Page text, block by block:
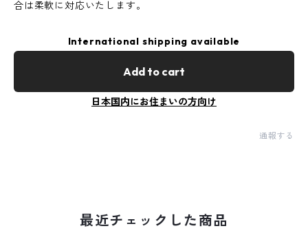
合は柔軟に対応いたします。
International shipping available
Add to cart
日本国内にお住まいの方向け
通報する
最近チェックした商品